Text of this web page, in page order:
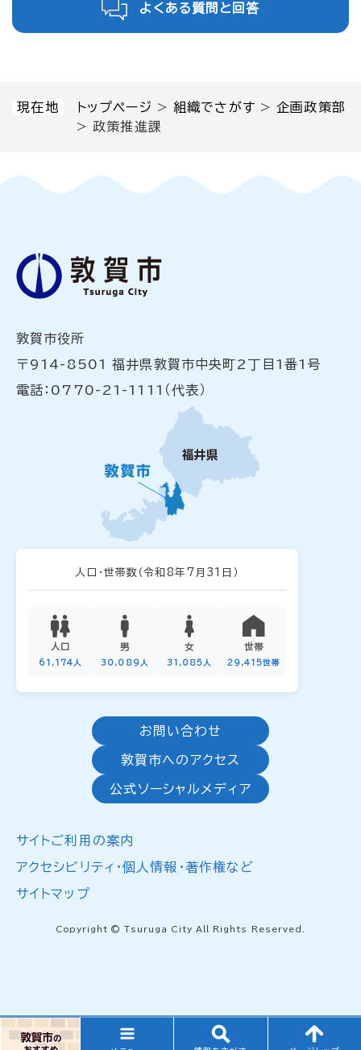
現在地 トップページ > 組織でさがす >企画政策部
> 政策推進課
よくある質問と回答
敦賀市役所
〒914-8501 福井県敦賀市中央町2丁目1番1号
電話：0770-21-1111（代表）
人口・世帯数 （令和8年7月31日）
人口
61,174人
男
30,089人
女
31,085人
世帯
29,415世帯
お問い合わせ
敦賀市へのアクセス
公式ソーシャルメディア
サイトご利用の案内
アクセシビリティ・個人情報・著作権など
サイトマップ
Copyright © Tsuruga City All Rights Reserved.